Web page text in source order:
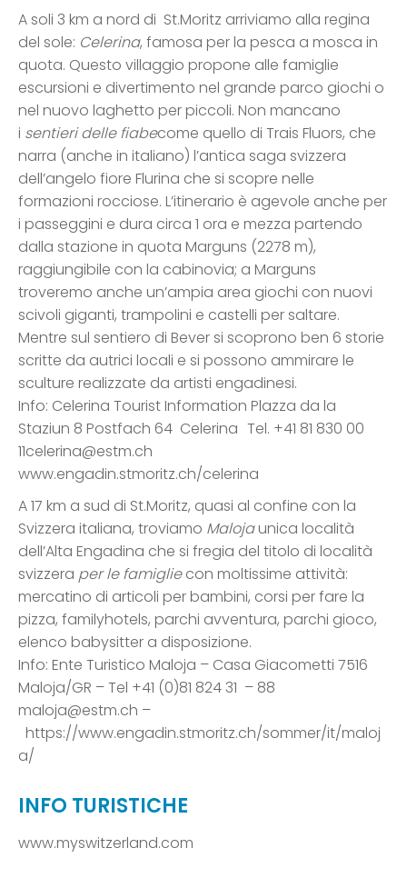
A soli 3 km a nord di St.Moritz arriviamo alla regina
del sole: Celerina, famosa per la pesca a mosca in
quota. Questo villaggio propone alle famiglie
escursioni e divertimento nel grande parco giochi o
nel nuovo laghetto per piccoli. Non mancano
i sentieri delle fiabecome quello di Trais Fluors, che
narra (anche in italiano) l’antica saga svizzera
dell’angelo fiore Flurina che si scopre nelle
formazioni rocciose. L’itinerario è agevole anche per
i passeggini e dura circa 1 ora e mezza partendo
dalla stazione in quota Marguns (2278 m),
raggiungibile con la cabinovia; a Marguns
troveremo anche un’ampia area giochi con nuovi
scivoli giganti, trampolini e castelli per saltare.
Mentre sul sentiero di Bever si scoprono ben 6 storie
scritte da autrici locali e si possono ammirare le
sculture realizzate da artisti engadinesi.
Info: Celerina Tourist Information Plazza da la
Staziun 8 Postfach 64 Celerina Tel. +41 81 830 00
11celerina@estm.ch
www.engadin.stmoritz.ch/celerina
A 17 km a sud di St.Moritz, quasi al confine con la
Svizzera italiana, troviamo Malojaunica località
dell’Alta Engadina che si fregia del titolo di località
svizzera per le famigliecon moltissime attività:
mercatino di articoli per bambini, corsi per fare la
pizza, familyhotels, parchi avventura, parchi gioco,
elenco babysitter a disposizione.
Info: Ente Turistico Maloja – Casa Giacometti 7516
Maloja/GR – Tel +41 (0)81 824 31 – 88
maloja@estm.ch –
https://www.engadin.stmoritz.ch/sommer/it/maloj
a/
INFO TURISTICHE
www.myswitzerland.com